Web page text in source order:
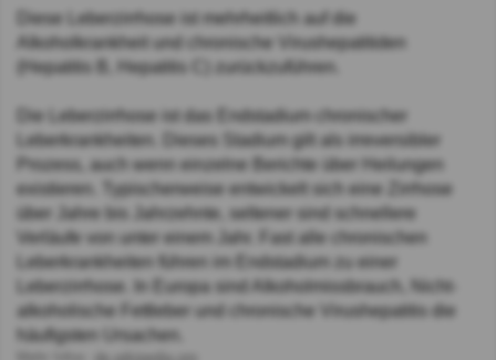
Diese Leberzirrhose ist mehrheitlich auf die
Alkoholkrankheit und chronische Virushepatitiden
(Hepatitis B, Hepatitis C) zurückzuführen.
Die Leberzirrhose ist das Endstadium chronischer
Leberkrankheiten. Dieses Stadium gilt als irreversibler
Prozess, auch wenn einzelne Berichte über Heilungen
existieren. Typischerweise entwickelt sich eine Zirrhose
über Jahre bis Jahrzehnte, seltener sind schnellere
Verläufe von unter einem Jahr. Fast alle chronischen
Leberkrankheiten führen im Endstadium zu einer
Leberzirrhose. In Europa sind Alkoholmissbrauch, Nicht-
alkoholische Fettleber und chronische Virushepatitis die
häufigsten Ursachen.